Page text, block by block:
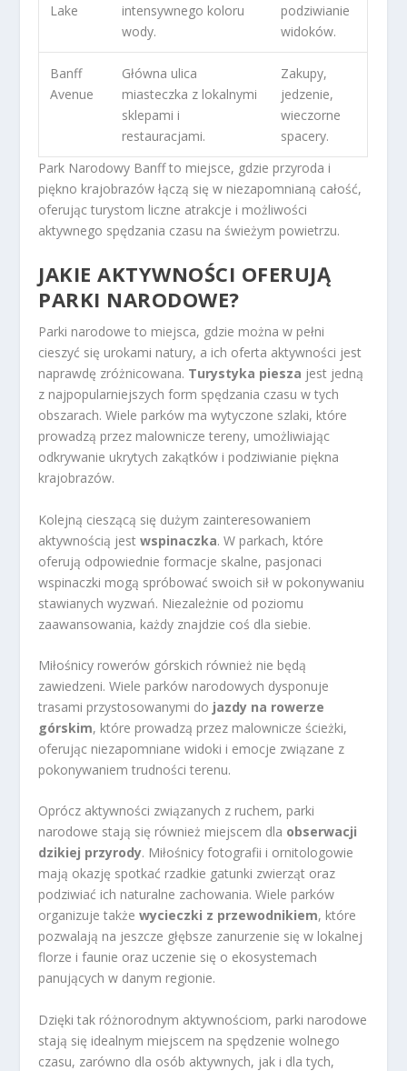
Lake
intensywnego koloru
wody.
podziwianie
widoków.
Banff
Avenue
Główna ulica
miasteczka z lokalnymi
sklepami i
restauracjami.
Zakupy,
jedzenie,
wieczorne
spacery.
Park Narodowy Banff to miejsce, gdzie przyroda i
piękno krajobrazów łączą się w niezapomnianą całość,
oferując turystom liczne atrakcje i możliwości
aktywnego spędzania czasu na świeżym powietrzu.
JAKIE AKTYWNOŚCI OFERUJĄ
PARKI NARODOWE?
Parki narodowe to miejsca, gdzie można w pełni
cieszyć się urokami natury, a ich oferta aktywności jest
naprawdę zróżnicowana. Turystyka piesza jest jedną
z najpopularniejszych form spędzania czasu w tych
obszarach. Wiele parków ma wytyczone szlaki, które
prowadzą przez malownicze tereny, umożliwiając
odkrywanie ukrytych zakątków i podziwianie piękna
krajobrazów.
Kolejną cieszącą się dużym zainteresowaniem
aktywnością jestwspinaczka. W parkach, które
oferują odpowiednie formacje skalne, pasjonaci
wspinaczki mogą spróbować swoich sił w pokonywaniu
stawianych wyzwań. Niezależnie od poziomu
zaawansowania, każdy znajdzie coś dla siebie.
Miłośnicy rowerów górskich również nie będą
zawiedzeni. Wiele parków narodowych dysponuje
trasami przystosowanymi do jazdy na rowerze
górskim, które prowadzą przez malownicze ścieżki,
oferując niezapomniane widoki i emocje związane z
pokonywaniem trudności terenu.
Oprócz aktywności związanych z ruchem, parki
narodowe stają się również miejscem dla obserwacji
dzikiej przyrody. Miłośnicy fotografii i ornitologowie
mają okazję spotkać rzadkie gatunki zwierząt oraz
podziwiać ich naturalne zachowania. Wiele parków
organizuje takżewycieczki z przewodnikiem, które
pozwalają na jeszcze głębsze zanurzenie się w lokalnej
florze i faunie oraz uczenie się o ekosystemach
panujących w danym regionie.
Dzięki tak różnorodnym aktywnościom, parki narodowe
stają się idealnym miejscem na spędzenie wolnego
czasu, zarówno dla osób aktywnych, jak i dla tych,